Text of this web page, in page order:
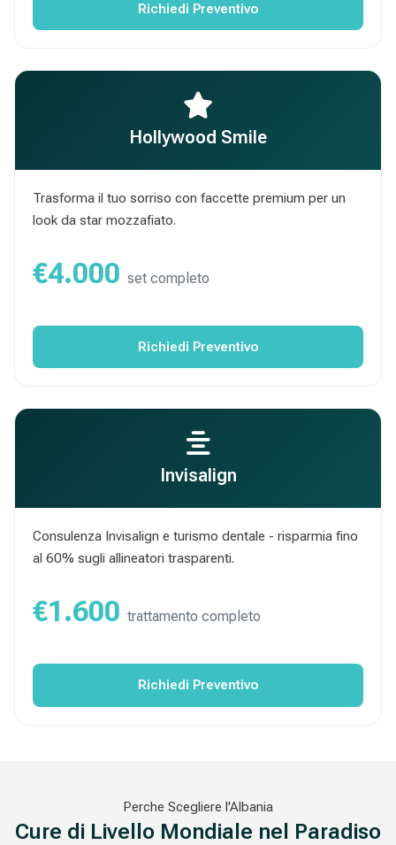
Richiedi Preventivo
Hollywood Smile
Trasforma il tuo sorriso con faccette premium per un
look da star mozzafiato.
€4.000 set completo
Richiedi Preventivo
Invisalign
Consulenza Invisalign e turismo dentale - risparmia fino
al 60% sugli allineatori trasparenti.
€1.600 trattamento completo
Richiedi Preventivo
Perche Scegliere l'Albania
Cure di Livello Mondiale nel Paradiso